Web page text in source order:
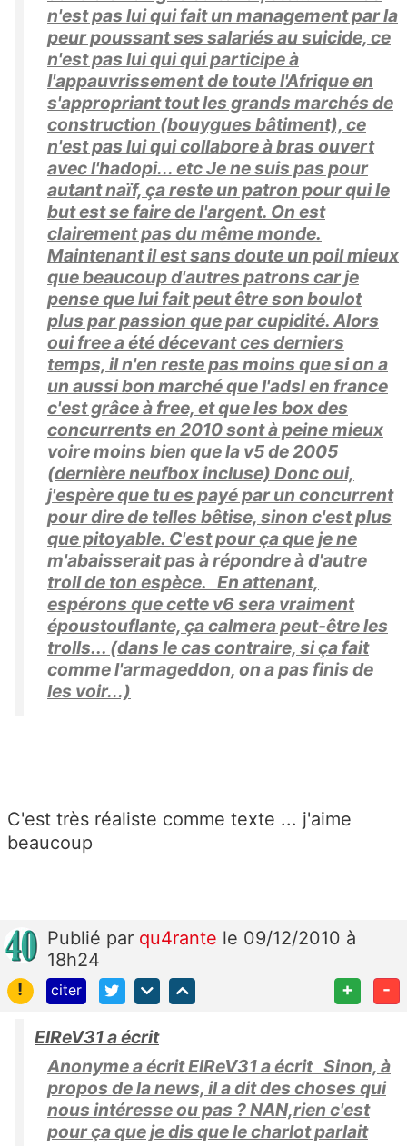
n'est pas lui qui fait un management par la
peur poussant ses salariés au suicide, ce
n'est pas lui qui qui participe à
l'appauvrissement de toute l'Afrique en
s'appropriant tout les grands marchés de
construction (bouygues bâtiment), ce
n'est pas lui qui collabore à bras ouvert
avec l'hadopi... etc Je ne suis pas pour
autant naïf, ça reste un patron pour qui le
but est se faire de l'argent. On est
clairement pas du même monde.
Maintenant il est sans doute un poil mieux
que beaucoup d'autres patrons car je
pense que lui fait peut être son boulot
plus par passion que par cupidité. Alors
oui free a été décevant ces derniers
temps, il n'en reste pas moins que si on a
un aussi bon marché que l'adsl en france
c'est grâce à free, et que les box des
concurrents en 2010 sont à peine mieux
voire moins bien que la v5 de 2005
(dernière neufbox incluse) Donc oui,
j'espère que tu es payé par un concurrent
pour dire de telles bêtise, sinon c'est plus
que pitoyable. C'est pour ça que je ne
m'abaisserait pas à répondre à d'autre
troll de ton espèce. En attenant,
espérons que cette v6 sera vraiment
époustouflante, ça calmera peut-être les
trolls... (dans le cas contraire, si ça fait
comme l'armageddon, on a pas finis de
les voir...)
C'est très réaliste comme texte ... j'aime
beaucoup
Publié par qu4rante le 09/12/2010 à
18h24
!
citer + -
ElReV31 a écrit
Anonyme a écrit ElReV31 a écrit Sinon, à
propos de la news, il a dit des choses qui
nous intéresse ou pas ? NAN,rien c'est
pour ça que je dis que le charlot parlait